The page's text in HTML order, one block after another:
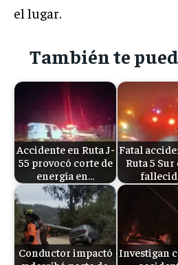
el lugar.
También te
Accidente en Ruta J-
55 provocó corte de
energía en…
Fatal
Ruta 5 Sur
Conductor impactó Investigan